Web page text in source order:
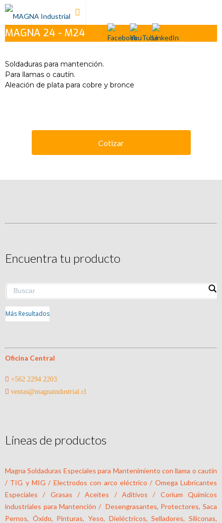
MAGNA 24 - M24
Soldaduras para mantención.
Para llamas o cautín.
Aleación de plata para cobre y bronce
Cotizar
Encuentra tu producto
Más Resultados
Oficina Central
+562 2294 2203
ventas@magnaindustrial.cl
Líneas de productos
Magna Soldaduras Especiales para Mantenimiento con llama o cautín
/ TIG y MIG / Electrodos con arco eléctrico / Omega Lubricantes
Especiales / Grasas / Aceites / Aditivos / Corium Químicos
industriales para Mantención / Desengrasantes, Protectores, Saca
Pernos, Óxido, Pinturas, Yeso, Dieléctricos, Selladores, Siliconas,